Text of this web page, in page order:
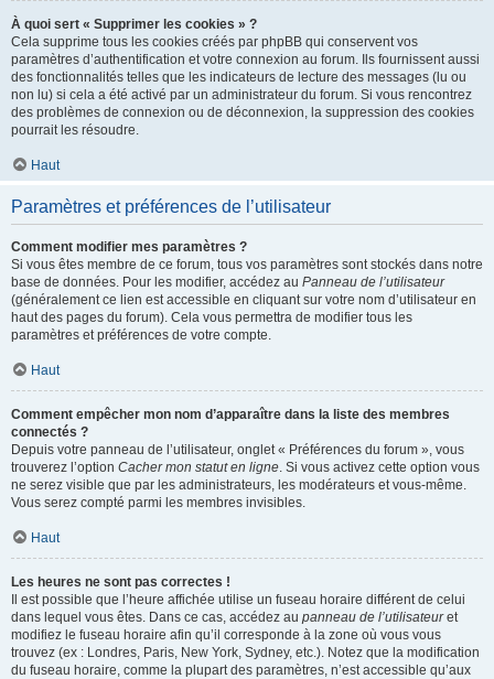
À quoi sert « Supprimer les cookies » ?
Cela supprime tous les cookies créés par phpBB qui conservent vos
paramètres d’authentification et votre connexion au forum. Ils fournissent aussi
des fonctionnalités telles que les indicateurs de lecture des messages (lu ou
non lu) si cela a été activé par un administrateur du forum. Si vous rencontrez
des problèmes de connexion ou de déconnexion, la suppression des cookies
pourrait les résoudre.
Haut
Paramètres et préférences de l’utilisateur
Comment modifier mes paramètres ?
Si vous êtes membre de ce forum, tous vos paramètres sont stockés dans notre
base de données. Pour les modifier, accédez au Panneau de l’utilisateur
(généralement ce lien est accessible en cliquant sur votre nom d’utilisateur en
haut des pages du forum). Cela vous permettra de modifier tous les
paramètres et préférences de votre compte.
Haut
Comment empêcher mon nom d’apparaître dans la liste des membres
connectés ?
Depuis votre panneau de l’utilisateur, onglet « Préférences du forum », vous
trouverez l’option Cacher mon statut en ligne. Si vous activez cette option vous
ne serez visible que par les administrateurs, les modérateurs et vous-même.
Vous serez compté parmi les membres invisibles.
Haut
Les heures ne sont pas correctes !
Il est possible que l’heure affichée utilise un fuseau horaire différent de celui
dans lequel vous êtes. Dans ce cas, accédez au panneau de l’utilisateuret
modifiez le fuseau horaire afin qu’il corresponde à la zone où vous vous
trouvez (ex : Londres, Paris, New York, Sydney, etc.). Notez que la modification
du fuseau horaire, comme la plupart des paramètres, n’est accessible qu’aux